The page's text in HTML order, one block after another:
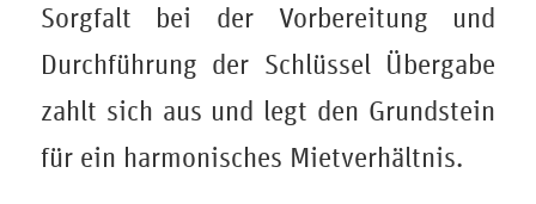
Sorgfalt bei der Vorbereitung und
Durchführung der Schlüssel Übergabe
zahlt sich aus und legt den Grundstein
für ein harmonisches Mietverhältnis.